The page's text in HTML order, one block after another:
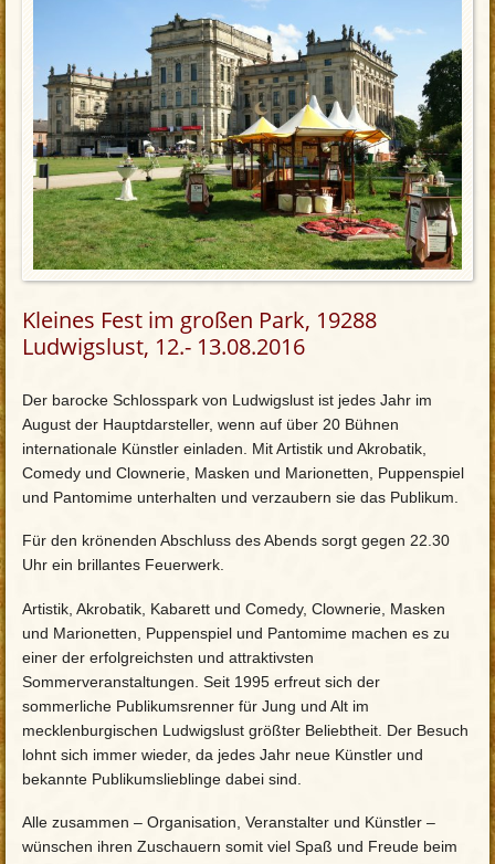
Kleines Fest im großen Park, 19288
Ludwigslust, 12.- 13.08.2016
Der barocke Schlosspark von Ludwigslust ist jedes Jahr im
August der Hauptdarsteller, wenn auf über 20 Bühnen
internationale Künstler einladen. Mit Artistik und Akrobatik,
Comedy und Clownerie, Masken und Marionetten, Puppenspiel
und Pantomime unterhalten und verzaubern sie das Publikum.
Für den krönenden Abschluss des Abends sorgt gegen 22.30
Uhr ein brillantes Feuerwerk.
Artistik, Akrobatik, Kabarett und Comedy, Clownerie, Masken
und Marionetten, Puppenspiel und Pantomime machen es zu
einer der erfolgreichsten und attraktivsten
Sommerveranstaltungen. Seit 1995 erfreut sich der
sommerliche Publikumsrenner für Jung und Alt im
mecklenburgischen Ludwigslust größter Beliebtheit. Der Besuch
lohnt sich immer wieder, da jedes Jahr neue Künstler und
bekannte Publikumslieblinge dabei sind.
Alle zusammen – Organisation, Veranstalter und Künstler –
wünschen ihren Zuschauern somit viel Spaß und Freude beim